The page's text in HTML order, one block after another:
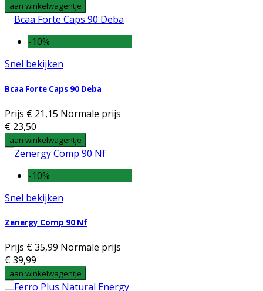
aan winkelwagentje
-10%
Snel bekijken
Bcaa Forte Caps 90 Deba
Prijs € 21,15 Normale prijs
€ 23,50
aan winkelwagentje
-10%
Snel bekijken
Zenergy Comp 90 Nf
Prijs € 35,99 Normale prijs
€ 39,99
aan winkelwagentje